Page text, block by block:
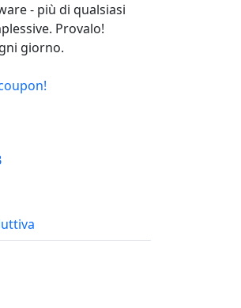
- più di qualsiasi
Provalo!
giorno.